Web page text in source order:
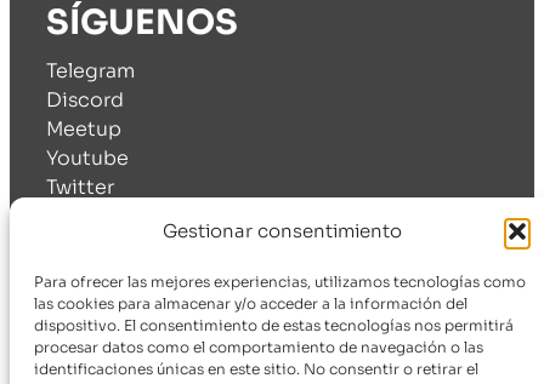
Gestionar consentimiento
Para ofrecer las mejores experiencias, utilizamos tecnologías como
las cookies para almacenar y/o acceder a la información del
dispositivo. El consentimiento de estas tecnologías nos permitirá
procesar datos como el comportamiento de navegación o las
identificaciones únicas en este sitio. No consentir o retirar el
SÍGUENOS
Telegram
Discord
Meetup
Youtube
Twitter
© 2024 WordPress Málaga Meetup. Sobre esta web.
Aviso legalPolítica de privacidadCookies